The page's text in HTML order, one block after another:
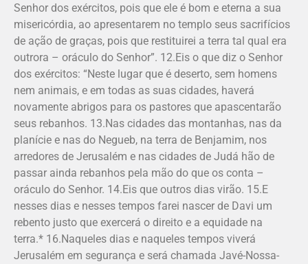
Senhor dos exércitos, pois que ele é bom e eterna a sua
misericórdia, ao apresentarem no templo seus sacrifícios
de ação de graças, pois que restituirei a terra tal qual era
outrora – oráculo do Senhor”. 12.Eis o que diz o Senhor
dos exércitos: “Neste lugar que é deserto, sem homens
nem animais, e em todas as suas cidades, haverá
novamente abrigos para os pastores que apascentarão
seus rebanhos. 13.Nas cidades das montanhas, nas da
planície e nas do Negueb, na terra de Benjamim, nos
arredores de Jerusalém e nas cidades de Judá hão de
passar ainda rebanhos pela mão do que os conta –
oráculo do Senhor. 14.Eis que outros dias virão. 15.E
nesses dias e nesses tempos farei nascer de Davi um
rebento justo que exercerá o direito e a equidade na
terra.* 16.Naqueles dias e naqueles tempos viverá
Jerusalém em segurança e será chamada Javé-Nossa-